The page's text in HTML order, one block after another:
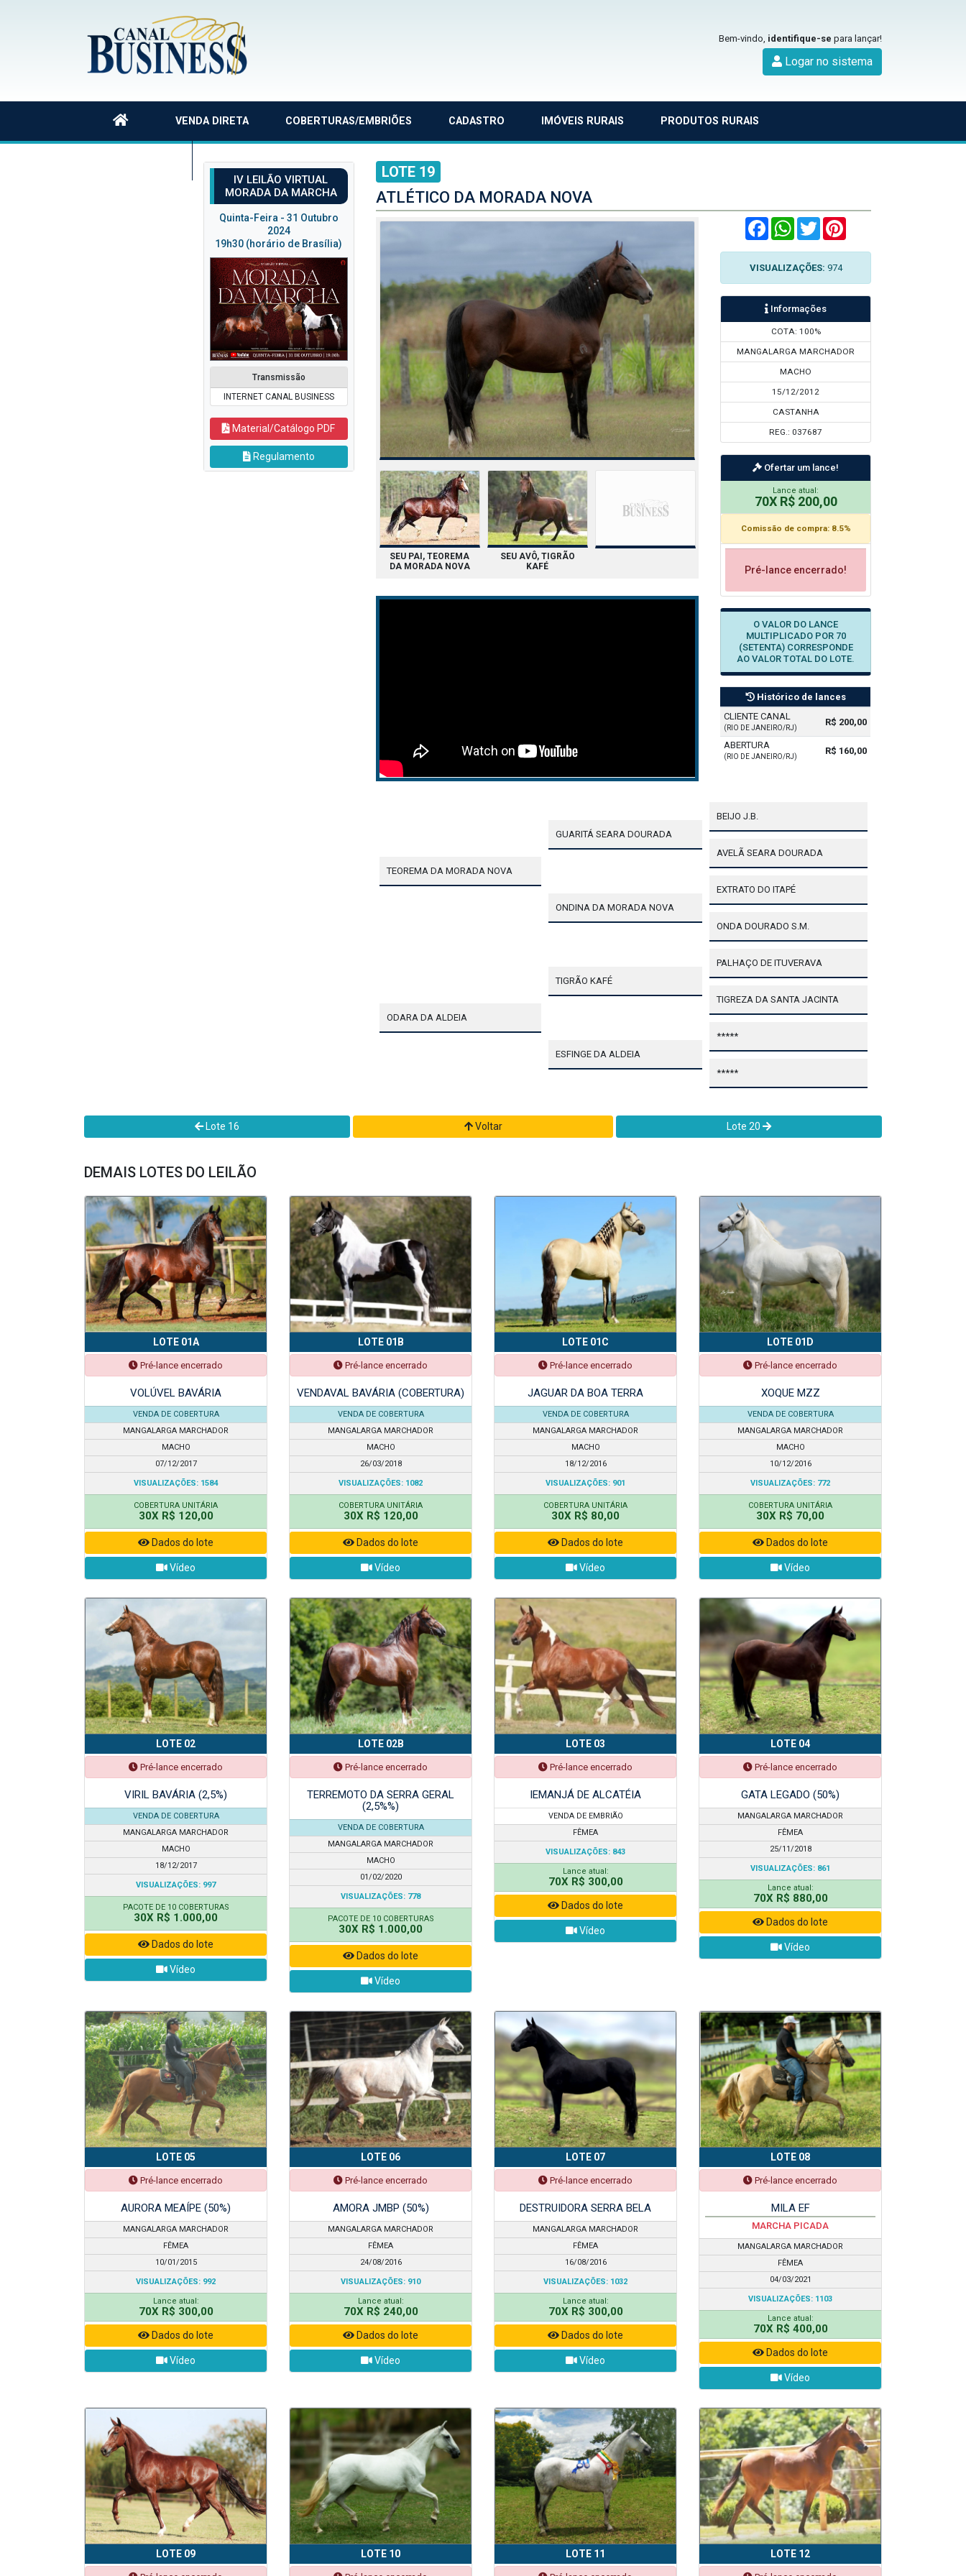
Bem-vindo, identifique-se para lançar!
Logar no sistema
VENDA DIRETA COBERTURAS/EMBRIÕES CADASTRO IMÓVEIS RURAIS PRODUTOS RURAIS
IV LEILÃO VIRTUAL
MORADA DA MARCHA
Quinta-Feira - 31 Outubro
2024
19h30 (horário de Brasília)
Transmissão
INTERNET CANAL BUSINESS
Material/Catálogo PDF
Regulamento
LOTE 19
ATLÉTICO DA MORADA NOVA
SEU PAI, TEOREMA
DA MORADA NOVA
SEU AVÔ, TIGRÃO
KAFÉ
FacebookWhatsApp
Twitter
VISUALIZAÇÕES: 974
Informações
COTA: 100%
MANGALARGA MARCHADOR
MACHO
15/12/2012
CASTANHA
REG.: 037687
Ofertar um lance!
Lance atual:
70X R$ 200,00
Comissão de compra: 8.5%
Pré-lance encerrado!
O VALOR DO LANCE
MULTIPLICADO POR 70
(SETENTA) CORRESPONDE
AO VALOR TOTAL DO LOTE.
Histórico de lances
CLIENTE CANAL
(RIO DE JANEIRO/RJ)
R$ 200,00
ABERTURA
(RIO DE JANEIRO/RJ)
R$ 160,00
TEOREMA DA MORADA NOVA
GUARITÁ SEARA DOURADA
BEIJO J.B.
AVELÃ SEARA DOURADA
ONDINA DA MORADA NOVA
EXTRATO DO ITAPÉ
ONDA DOURADO S.M.
ODARA DA ALDEIA
TIGRÃO KAFÉ
PALHAÇO DE ITUVERAVA
TIGREZA DA SANTA JACINTA
ESFINGE DA ALDEIA
*****
*****
Lote 16 Voltar Lote 20
DEMAIS LOTES DO LEILÃO
LOTE 01A
Pré-lance encerrado
VOLÚVEL BAVÁRIA
VENDA DE COBERTURA
MANGALARGA MARCHADOR
MACHO
07/12/2017
VISUALIZAÇÕES: 1584
COBERTURA UNITÁRIA
30X R$ 120,00
Dados do lote
Vídeo
LOTE 01B
Pré-lance encerrado
VENDAVAL BAVÁRIA (COBERTURA)
VENDA DE COBERTURA
MANGALARGA MARCHADOR
MACHO
26/03/2018
VISUALIZAÇÕES: 1082
COBERTURA UNITÁRIA
30X R$ 120,00
Dados do lote
Vídeo
LOTE 01C
Pré-lance encerrado
JAGUAR DA BOA TERRA
VENDA DE COBERTURA
MANGALARGA MARCHADOR
MACHO
18/12/2016
VISUALIZAÇÕES: 901
COBERTURA UNITÁRIA
30X R$ 80,00
Dados do lote
Vídeo
LOTE 01D
Pré-lance encerrado
XOQUE MZZ
VENDA DE COBERTURA
MANGALARGA MARCHADOR
MACHO
10/12/2016
VISUALIZAÇÕES: 772
COBERTURA UNITÁRIA
30X R$ 70,00
Dados do lote
Vídeo
LOTE 02
Pré-lance encerrado
VIRIL BAVÁRIA (2,5%)
VENDA DE COBERTURA
MANGALARGA MARCHADOR
MACHO
18/12/2017
VISUALIZAÇÕES: 997
PACOTE DE 10 COBERTURAS
30X R$ 1.000,00
Dados do lote
Vídeo
LOTE 02B
Pré-lance encerrado
TERREMOTO DA SERRA GERAL
(2,5%%)
VENDA DE COBERTURA
MANGALARGA MARCHADOR
MACHO
01/02/2020
VISUALIZAÇÕES: 778
PACOTE DE 10 COBERTURAS
30X R$ 1.000,00
Dados do lote
Vídeo
LOTE 03
Pré-lance encerrado
IEMANJÁ DE ALCATÉIA
VENDA DE EMBRIÃO
FÊMEA
VISUALIZAÇÕES: 843
Lance atual:
70X R$ 300,00
Dados do lote
Vídeo
LOTE 04
Pré-lance encerrado
GATA LEGADO (50%)
MANGALARGA MARCHADOR
FÊMEA
25/11/2018
VISUALIZAÇÕES: 861
Lance atual:
70X R$ 880,00
Dados do lote
Vídeo
LOTE 05
Pré-lance encerrado
AURORA MEAÍPE (50%)
MANGALARGA MARCHADOR
FÊMEA
10/01/2015
VISUALIZAÇÕES: 992
Lance atual:
70X R$ 300,00
Dados do lote
Vídeo
LOTE 06
Pré-lance encerrado
AMORA JMBP (50%)
MANGALARGA MARCHADOR
FÊMEA
24/08/2016
VISUALIZAÇÕES: 910
Lance atual:
70X R$ 240,00
Dados do lote
Vídeo
LOTE 07
Pré-lance encerrado
DESTRUIDORA SERRA BELA
MANGALARGA MARCHADOR
FÊMEA
16/08/2016
VISUALIZAÇÕES: 1032
Lance atual:
70X R$ 300,00
Dados do lote
Vídeo
LOTE 08
Pré-lance encerrado
MILA EF
MARCHA PICADA
MANGALARGA MARCHADOR
FÊMEA
04/03/2021
VISUALIZAÇÕES: 1103
Lance atual:
70X R$ 400,00
Dados do lote
Vídeo
LOTE 09 LOTE 10 LOTE 11 LOTE 12